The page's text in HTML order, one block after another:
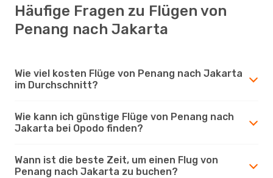
Häufige Fragen zu Flügen von
Penang nach Jakarta
Wie viel kosten Flüge von Penang nach Jakarta
im Durchschnitt?
Wie kann ich günstige Flüge von Penang nach
Jakarta bei Opodo finden?
Wann ist die beste Zeit, um einen Flug von
Penang nach Jakarta zu buchen?